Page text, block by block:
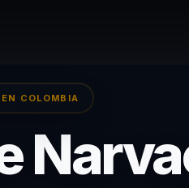
COLOMBIA